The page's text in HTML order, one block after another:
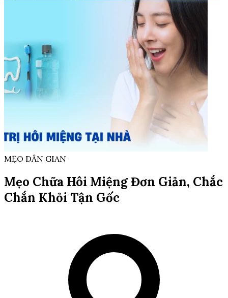
MẸO DÂN GIAN
Mẹo Chữa Hôi Miệng Đơn Giản, Chắc
Chắn Khỏi Tận Gốc